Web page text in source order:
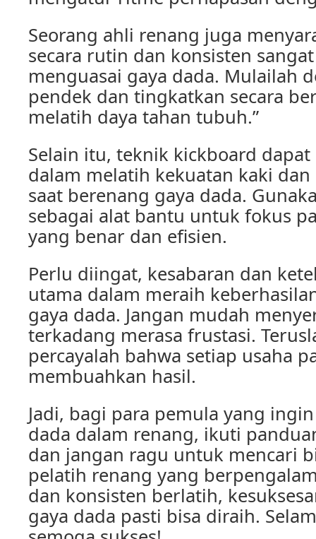
Seorang ahli renang juga
secara rutin dan konsisten
menguasai gaya dada. Mulailah
pendek dan tingkatkan secara
melatih daya tahan tubuh.”
Selain itu, teknik kickboard
dalam melatih kekuatan kaki
saat berenang gaya dada.
sebagai alat bantu untuk fokus
yang benar dan efisien.
Perlu diingat, kesabaran dan
utama dalam meraih
gaya dada. Jangan mudah
terkadang merasa frustasi.
percayalah bahwa setiap usaha
membuahkan hasil.
Jadi, bagi para pemula yang
dada dalam renang, ikuti
dan jangan ragu untuk mencari
pelatih renang yang
dan konsisten berlatih,
gaya dada pasti bisa diraih.